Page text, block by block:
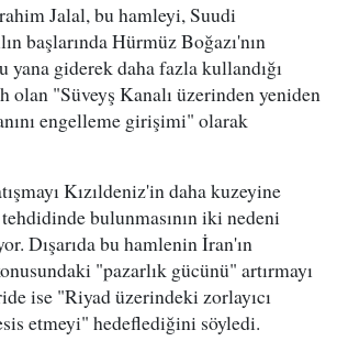
Jalal, bu hamleyi, Suudi
başlarında Hürmüz Boğazı'nın
yana giderek daha fazla kullandığı
olan "Süveyş Kanalı üzerinden yeniden
engelleme girişimi" olarak
Kızıldeniz'in daha kuzeyine
bulunmasının iki nedeni
Dışarıda bu hamlenin İran'ın
"pazarlık gücünü" artırmayı
ise "Riyad üzerindeki zorlayıcı
etmeyi" hedeflediğini söyledi.